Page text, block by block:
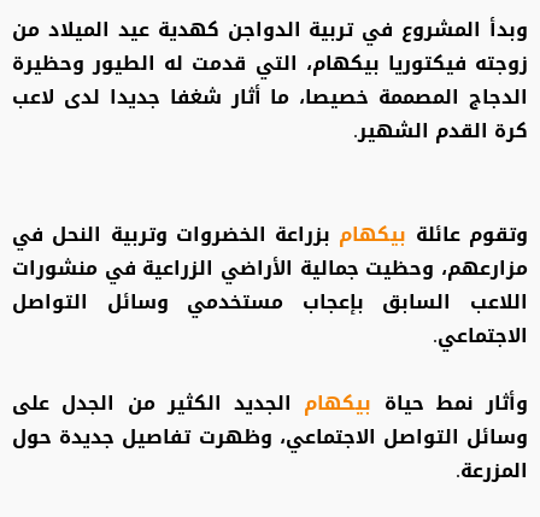
وبدأ المشروع في تربية الدواجن كهدية عيد الميلاد من
زوجته فيكتوريا بيكهام، التي قدمت له الطيور وحظيرة
الدجاج المصممة خصيصا، ما أثار شغفا جديدا لدى لاعب
كرة القدم الشهير.
وتقوم عائلة بيكهام بزراعة الخضروات وتربية النحل في
مزارعهم، وحظيت جمالية الأراضي الزراعية في منشورات
اللاعب السابق بإعجاب مستخدمي وسائل التواصل
الاجتماعي.
وأثار نمط حياة بيكهام الجديد الكثير من الجدل على
وسائل التواصل الاجتماعي، وظهرت تفاصيل جديدة حول
المزرعة.